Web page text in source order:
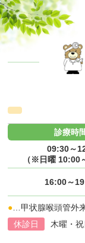
診療時
09:30～
（※日曜 10:00
16:00～
● …甲状腺喉頭管外
休診日
木曜・祝